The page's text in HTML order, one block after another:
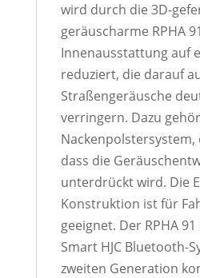
wird durch die 3D-
geräuscharme RPHA
Innenausstattung auf
reduziert, die darauf
Straßengeräusche
verringern. Dazu
dass die
unterdrückt wird. Die
Konstruktion ist für
geeignet. Der RPHA
Smart HJC Bluetooth-
zweiten Generation